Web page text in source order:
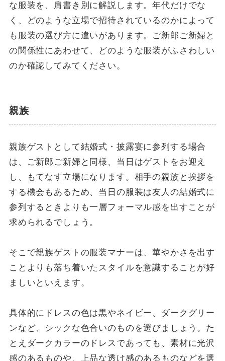
な服装を、肩書き別に解説します。年代だけでな
く、どのような立場で招待されているのかによって
も服装の選び方に違いがあります。ご新郎ご新婦と
の関係性にあわせて、どのような服装がふさわしい
のか確認してみてください。
親族
親族ゲストとして結婚式・披露宴に参列する場合
は、ご新郎ご新婦と同様、当日はゲストをお迎え
し、もてなす立場になります。相手の親族と挨拶を
する機会もあるため、当日の服装は友人の結婚式に
参列するときよりも一層フォーマル感を出すことが
求められるでしょう。
そこで親族ゲストの服装マナーは、華やかさを出す
ことよりも落ち着いたスタイルを意識することが好
ましいといえます。
具体的にドレスの色は黒やネイビー、ダークグリー
ンなど、シックな色合いのものを選びましょう。た
とえダークカラーのドレスであっても、素材に光沢
感のあるものや、上品な透け感のあるものなどを選